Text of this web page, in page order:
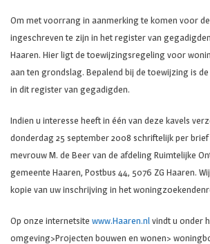
Om met voorrang in aanmerking te komen voor
ingeschreven te zijn in het register van
Haaren. Hier ligt de toewijzingsregeling voor
aan ten grondslag. Bepalend bij de toewijzing is
in dit register van gegadigden.
Indien u interesse heeft in één van deze kavels
donderdag 25 september 2008 schriftelijk per
mevrouw M. de Beer van de afdeling Ruimtelijke
gemeente Haaren, Postbus 44, 5076 ZG Haaren.
kopie van uw inschrijving in het
Op onze internetsite www.Haaren.nl vindt u onder
omgeving>Projecten bouwen en wonen>